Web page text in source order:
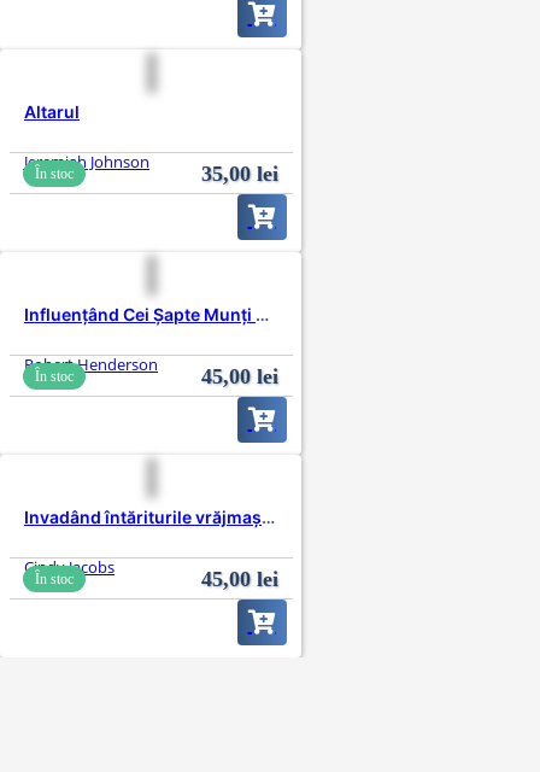
Altarul
Jeremiah Johnson
În stoc 35,00 lei
Influențând Cei Șapte Munți din Instanțele Cerului
Robert Henderson
În stoc 45,00 lei
Invadând întăriturile vrăjmașului
Cindy Jacobs
În stoc 45,00 lei